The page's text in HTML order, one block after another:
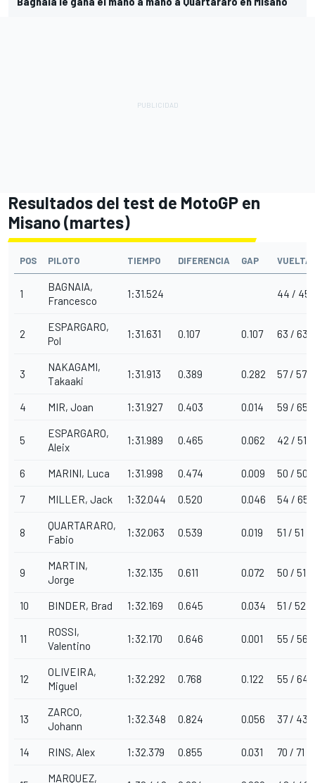
Resultados del test de MotoGP en
Misano (martes)
POS PILOTO TIEMPO DIFERENCIA GAP
1
BAGNAIA,
Francesco
1:31.524 44 / 45
2
ESPARGARO,
Pol
1:31.631 0.107 0.107 63 / 63
3
NAKAGAMI,
Takaaki
1:31.913 0.389 0.282 57 / 57
4 MIR, Joan 1:31.927 0.403 0.014 59 / 65
5
ESPARGARO,
Aleix
1:31.989 0.465 0.062 42 / 51
6 MARINI, Luca 1:31.998 0.474 0.009 50 / 50
7 MILLER, Jack 1:32.044 0.520 0.046 54 / 65
8
QUARTARARO,
Fabio
1:32.063 0.539 0.019 51 / 51
9
MARTIN,
Jorge
1:32.135 0.611 0.072 50 / 51
10 BINDER, Brad 1:32.169 0.645 0.034 51 / 52
11
ROSSI,
Valentino
1:32.170 0.646 0.001 55 / 56
12
OLIVEIRA,
Miguel
1:32.292 0.768 0.122 55 / 64
13
ZARCO,
Johann
1:32.348 0.824 0.056 37 / 43
14 RINS, Alex 1:32.379 0.855 0.031 70 / 71
MARQUEZ,